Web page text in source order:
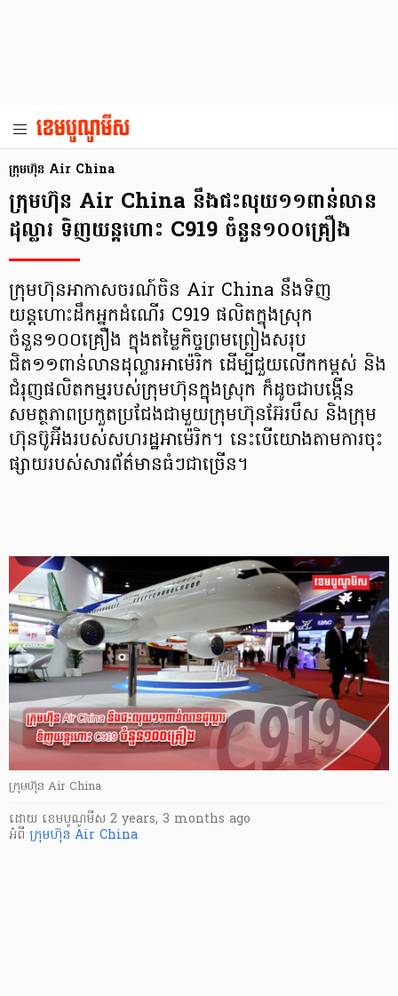
ក្រុមហ៊ុន Air China
ក្រុមហ៊ុន Air China នឹងជះលុយ១១ពាន់លាន
ដុល្លារ ទិញយន្តហោះ C919 ចំនួន១០០គ្រឿង
ក្រុមហ៊ុនអាកាសចរណ៍ចិន Air China នឹងទិញ
យន្តហោះដឹកអ្នកដំណើរ C919 ផលិតក្នុងស្រុក
ចំនួន១០០គ្រឿង ក្នុងតម្លៃកិច្ចព្រមព្រៀងសរុប
ជិត១១ពាន់លានដុល្លារអាម៉េរិក ដើម្បីជួយលើកកម្ពស់ និង
ជំរុញផលិតកម្មរបស់ក្រុមហ៊ុនក្នុងស្រុក ក៏ដូចជាបង្កើន
សមត្ថភាពប្រកួតប្រជែងជាមួយក្រុមហ៊ុនអ៊ែរបឹស និងក្រុម
ហ៊ុនប៊ូអ៊ីងរបស់សហរដ្ឋអាម៉េរិក។ នេះបើយោងតាមការចុះ
ផ្សាយរបស់សារព័ត៌មានធំៗជាច្រើន។
ក្រុមហ៊ុន Air China
ដោយ ​ ខេមបូណូមីស 2 years, 3 months ago
អំពី ក្រុមហ៊ុន Air China